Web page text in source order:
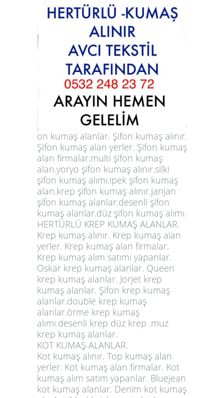
on kumaş alanlar. Şifon kumaş alınır.
Şifon kumaş alan yerler. Şifon kumaş
alan firmalar.multi şifon kumaş
alan.yoryo şifon kumaş alınır.silki
şifon kumaş alımı.ipek şifon kumaş
alan.krep şifon kumaş alınır.janjan
şifon kumaş alanlar.desenli şifon
kumaş alanlar.düz şifon kumaş alımı.
HERTÜRLÜ KREP KUMAŞ ALANLAR.
Krep kumaş alınır. Krep kumaş alan
yerler. Krep kumaş alan firmalar.
Krep kumaş alım satımı yapanlar.
Oskar krep kumaş alanlar. Queen
krep kumaş alanlar. Jorjet krep
kumaş alanlar. Şifon krep kumaş
alanlar.double krep kumaş
alanlar.örme krep kumaş
alımı.desenli krep düz krep .muz
krep kumaş alanlar.
KOT KUMAŞ ALANLAR.
Kot kumaş alınır. Top kumaş alan
yerler. Kot kumaş alan firmalar. Kot
kumaş alım satım yapanlar. Bluejean
kot kumaş alanlar. Denim kot kumaş